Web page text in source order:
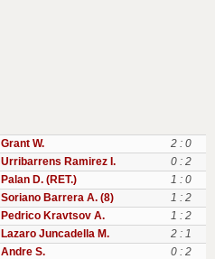
Grant W.
2 : 0
Urribarrens Ramirez I.
0 : 2
Palan D. (RET.)
1 : 0
Soriano Barrera A. (8)
1 : 2
Pedrico Kravtsov A.
1 : 2
Lazaro Juncadella M.
2 : 1
Andre S.
0 : 2